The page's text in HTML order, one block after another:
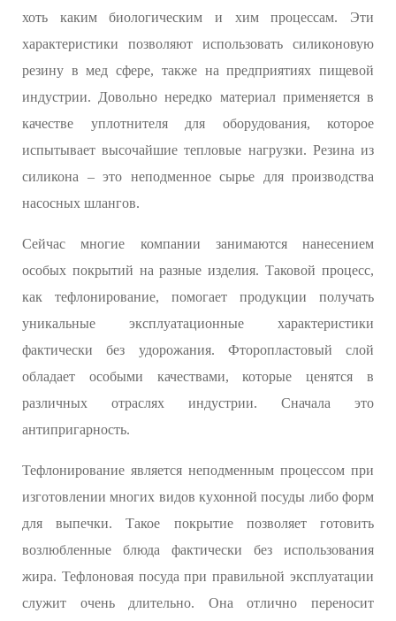
хоть каким биологическим и хим процессам. Эти
характеристики позволяют использовать силиконовую
резину в мед сфере, также на предприятиях пищевой
индустрии. Довольно нередко материал применяется в
качестве уплотнителя для оборудования, которое
испытывает высочайшие тепловые нагрузки. Резина из
силикона – это неподменное сырье для производства
насосных шлангов.
Сейчас многие компании занимаются нанесением
особых покрытий на разные изделия. Таковой процесс,
как тефлонирование, помогает продукции получать
уникальные эксплуатационные характеристики
фактически без удорожания. Фторопластовый слой
обладает особыми качествами, которые ценятся в
различных отраслях индустрии. Сначала это
антипригарность.
Тефлонирование является неподменным процессом при
изготовлении многих видов кухонной посуды либо форм
для выпечки. Такое покрытие позволяет готовить
возлюбленные блюда фактически без использования
жира. Тефлоновая посуда при правильной эксплуатации
служит очень длительно. Она отлично переносит